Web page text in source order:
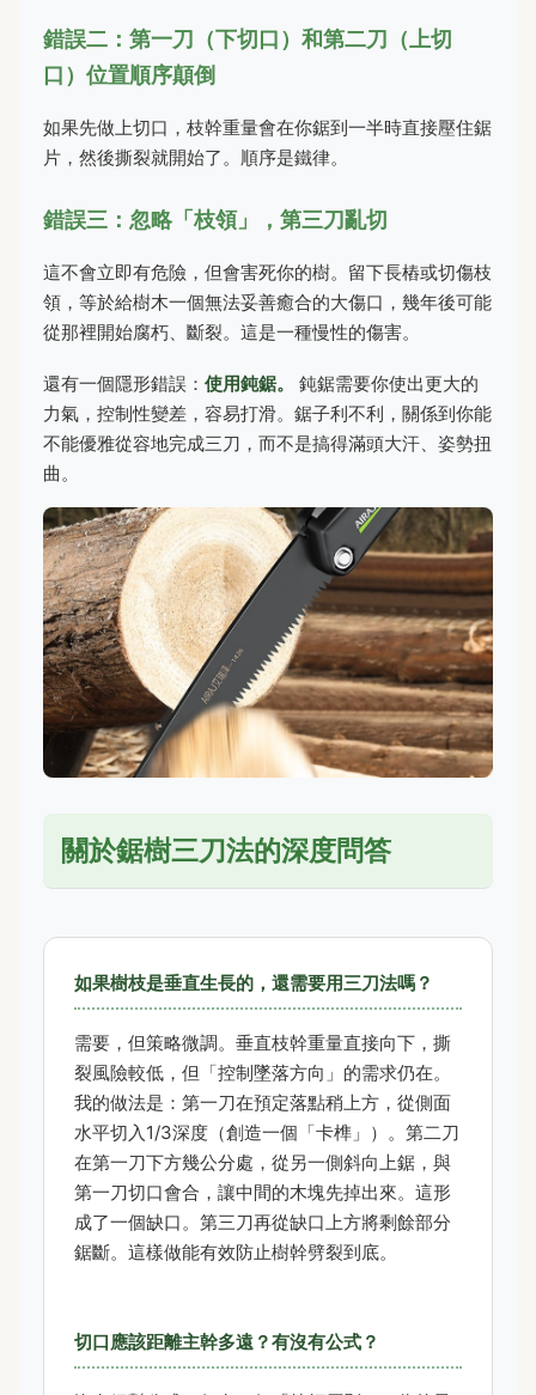
錯誤二：第一刀（下切口）和第二刀（上切
口）位置順序顛倒
如果先做上切口，枝幹重量會在你鋸到一半時直接壓住鋸
片，然後撕裂就開始了。順序是鐵律。
錯誤三：忽略「枝領」，第三刀亂切
這不會立即有危險，但會害死你的樹。留下長樁或切傷枝
領，等於給樹木一個無法妥善癒合的大傷口，幾年後可能
從那裡開始腐朽、斷裂。這是一種慢性的傷害。
還有一個隱形錯誤： 使用鈍鋸。
鈍鋸需要你使出更大的
力氣，控制性變差，容易打滑。鋸子利不利，關係到你能
不能優雅從容地完成三刀，而不是搞得滿頭大汗、姿勢扭
曲。
關於鋸樹三刀法的深度問答
如果樹枝是垂直生長的，還需要用三刀法嗎？
需要，但策略微調。垂直枝幹重量直接向下，撕
裂風險較低，但「控制墜落方向」的需求仍在。
我的做法是：第一刀在預定落點稍上方，從側面
水平切入1/3深度（創造一個「卡榫」）。第二刀
在第一刀下方幾公分處，從另一側斜向上鋸，與
第一刀切口會合，讓中間的木塊先掉出來。這形
成了一個缺口。第三刀再從缺口上方將剩餘部分
鋸斷。這樣做能有效防止樹幹劈裂到底。
切口應該距離主幹多遠？有沒有公式？